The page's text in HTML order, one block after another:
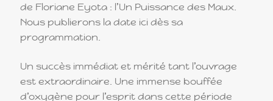
de Floriane Eyota : l’Un Puissance des Maux.
Nous publierons la date ici dès sa
programmation.
Un succès immédiat et mérité tant l’ouvrage
est extraordinaire. Une immense bouffée
d’oxygène pour l’esprit dans cette période